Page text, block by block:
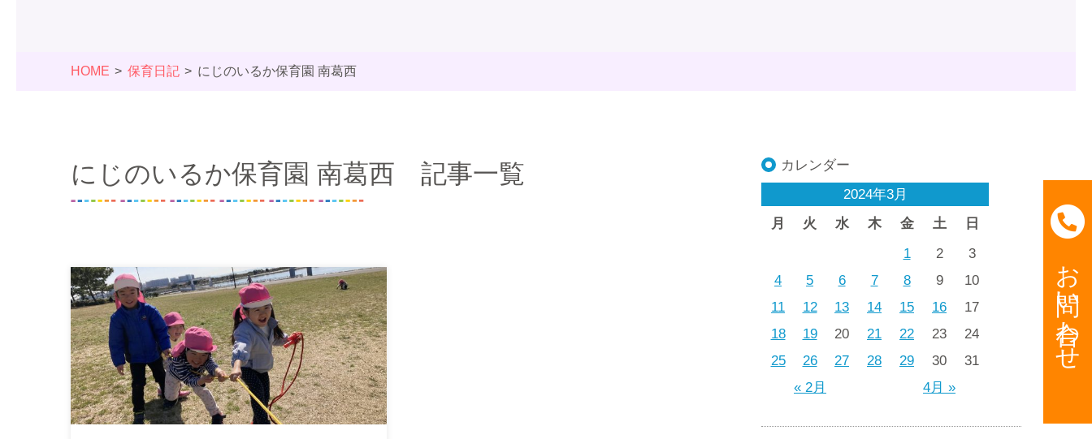
HOME 保育日記 にじのいるか保育園 南葛西
にじのいるか保育園 南葛西 記事一覧
カレンダー
2024年3月
月
火 水 木 金 土 日
« 2月 4月 »
1 2
3
4
5 6 7 8 9
10
11
12 13 14 15 16
17
18
19 20 21 22 23
24
25
26 27 28 29 30 31
お問い合わせ